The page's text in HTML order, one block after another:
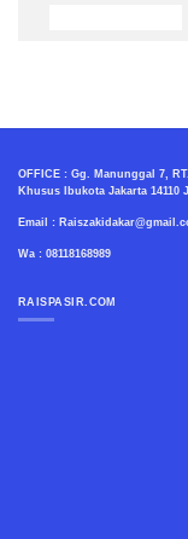
OFFICE : Gg. Manunggal 7,
Khusus Ibukota Jakarta 14110
Email :
Wa : 08118168989
RAISPASIR.COM